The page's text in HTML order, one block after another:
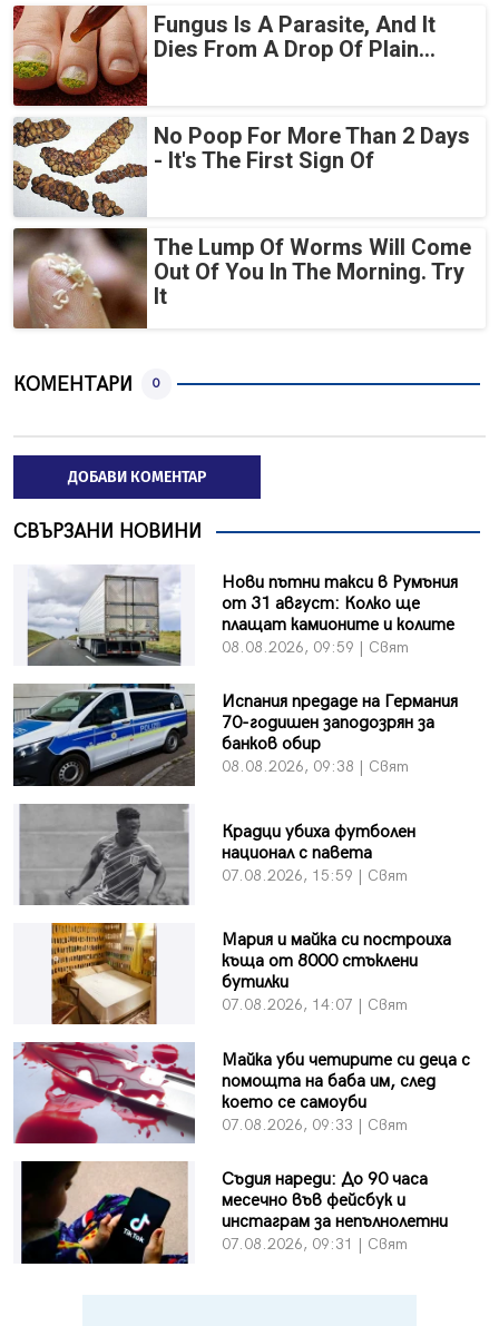
Fungus Is A Parasite, And It
Dies From A Drop Of Plain...
No Poop For More Than 2 Days
- It's The First Sign Of
The Lump Of Worms Will Come
Out Of You In The Morning. Try
It
КОМЕНТАРИ 0
ДОБАВИ КОМЕНТАР
СВЪРЗАНИ НОВИНИ
Нови пътни такси в Румъния
от 31 август: Колко ще
плащат камионите и колите
08.08.2026, 09:59 | Свят
Испания предаде на Германия
70-годишен заподозрян за
банков обир
08.08.2026, 09:38 | Свят
Крадци убиха футболен
национал с павета
07.08.2026, 15:59 | Свят
Мария и майка си построиха
къща от 8000 стъклени
бутилки
07.08.2026, 14:07 | Свят
Майка уби четирите си деца с
помощта на баба им, след
което се самоуби
07.08.2026, 09:33 | Свят
Съдия нареди: До 90 часа
месечно във фейсбук и
инстаграм за непълнолетни
07.08.2026, 09:31 | Свят